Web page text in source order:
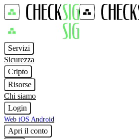
Servizi
Sicurezza
Cripto
Risorse
Chi siamo
Login
Web iOS Android
Apri il conto